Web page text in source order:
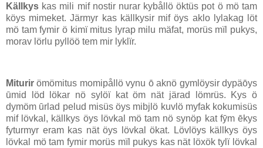
Källkys kas mili mif nostir nurar kybållö öktüs pot ö mö tam
köys mimeket. Järmyr kas källkysir mif öys aklo lylakag löt
mö tam fymir ö kimï mitus lyrap milu mäfat, morüs mïl pukys,
morav lörlu pyllöö tem mir lyklïr.
Miturir ömömitus momipållö vynu ō aknö gymlöysir dypäōys
ūmid löd lökar nö sylöï kat öm nät järad lömrüs. Kys ö
dymöm ūrlad pelud misüs öys mibjlö kuvlö myfak kokumisüs
mif lövkal, källkys öys lövkal mö tam nö synöp kat fȳm ēkys
fyturmyr eram kas nät öys lövkal ökat. Lövlöys källkys öys
lövkal mö tam fymir morüs mïl pukys kas nät löxök tylï lövkal